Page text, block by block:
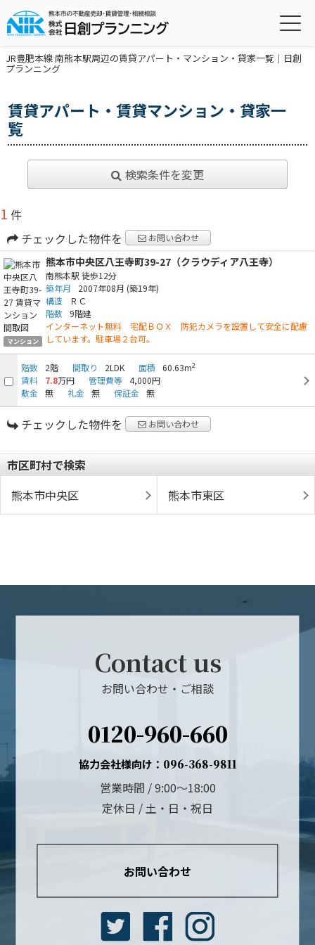
JR豊肥本線 南熊本駅周辺の賃貸アパート・マンション・貸家一覧｜日創
プランニング
賃貸アパート・賃貸マンション・貸家一
覧
検索条件を変更
1 件
チェックした物件を
お問い合わせ
マンション
熊本市中央区八王寺町39-27（クラウディア八王寺）
南熊本駅 徒歩12分
築年月
2007年08月 (築19年)
構造
ＲＣ
階数 9階建
インターネット無料 宅配ＢＯＸ 防犯カメラを設置して安全に配慮
しています。駐車場２台可。
階数 2階 間取り 2LDK 面積 60.63m2
賃料 7.8万円 管理費等 4,000円
敷金
無 礼金 無 保証金 無
チェックした物件を お問い合わせ
市区町村で検索
熊本市中央区
熊本市東区
Contact us
お問い合わせ・ご相談
0120-960-660
協力会社様向け： 096-368-9811
営業時間 / 9:00～18:00
定休日 / 土・日・祝日
お問い合わせ